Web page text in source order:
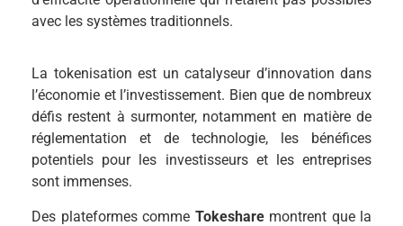
avec les systèmes traditionnels.
La tokenisation est un catalyseur d’innovation dans
l’économie et l’investissement. Bien que de nombreux
défis restent à surmonter, notamment en matière de
réglementation et de technologie, les bénéfices
potentiels pour les investisseurs et les entreprises
sont immenses.
Des plateformes comme Tokesharemontrent que la